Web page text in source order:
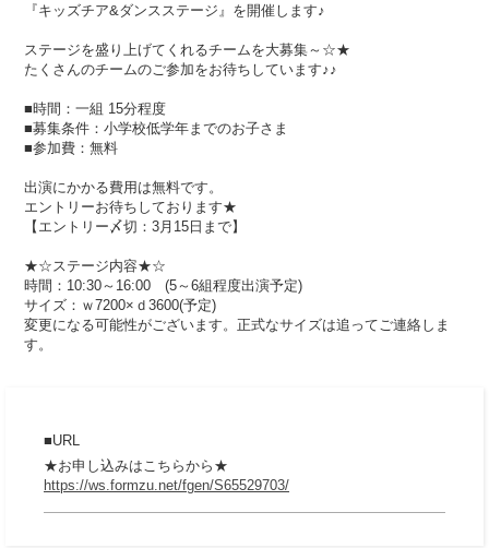
『キッズチア&ダンスステージ』を開催します♪
ステージを盛り上げてくれるチームを大募集～☆★
たくさんのチームのご参加をお待ちしています♪♪
■時間：一組 15分程度
■募集条件：小学校低学年までのお子さま
■参加費：無料
出演にかかる費用は無料です。
エントリーお待ちしております★
【エントリー〆切：3月15日まで】
★☆ステージ内容★☆
時間：10:30～16:00 (5～6組程度出演予定)
サイズ：ｗ7200×ｄ3600(予定)
変更になる可能性がございます。正式なサイズは追ってご連絡しま
す。
URL
★お申し込みはこちらから★
https://ws.formzu.net/fgen/S65529703/